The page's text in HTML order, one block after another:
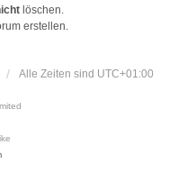
löschen.
erstellen.
Alle Zeiten sind UTC+01:00